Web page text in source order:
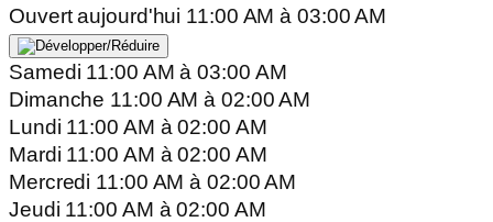
Ouvert aujourd'hui 11:00 AMà 03:00 AM
Samedi 11:00 AMà 03:00 AM
Dimanche 11:00 AMà 02:00 AM
Lundi 11:00 AM à 02:00 AM
Mardi 11:00 AM à 02:00 AM
Mercredi 11:00 AMà 02:00 AM
Jeudi 11:00 AM à 02:00 AM